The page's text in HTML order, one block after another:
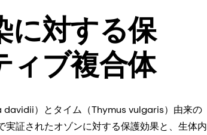
に対する保
ィブ複合体
davidii）とタイム（Thymus vulgaris）由来の
証されたオゾンに対する保護効果と、生体内